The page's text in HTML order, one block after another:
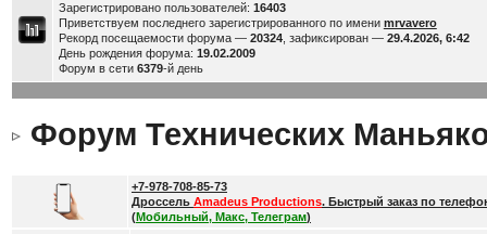
Зарегистрировано пользователей: 16403
Приветствуем последнего зарегистрированного по имени mrvavero
Рекорд посещаемости форума — 20324, зафиксирован — 29.4.2026, 6:42
День рождения форума: 19.02.2009
Форум в сети 6379-й день
Форум Технических
+7-978-708-85-73
Дроссель Amadeus Productions. Быстрый заказ по
(Мобильный, Макс, Телеграм)